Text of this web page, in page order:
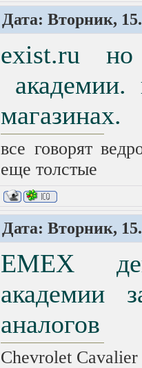
Дата: Вторник,
exist.ru
магазинах.
все говорят
еще толстые
Дата: Вторник,
EMEX
академии
аналогов
Chevrolet